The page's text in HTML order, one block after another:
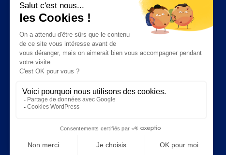
Facturation électronique
Ventes
Facturation
Trésorerie
Stock
Garage